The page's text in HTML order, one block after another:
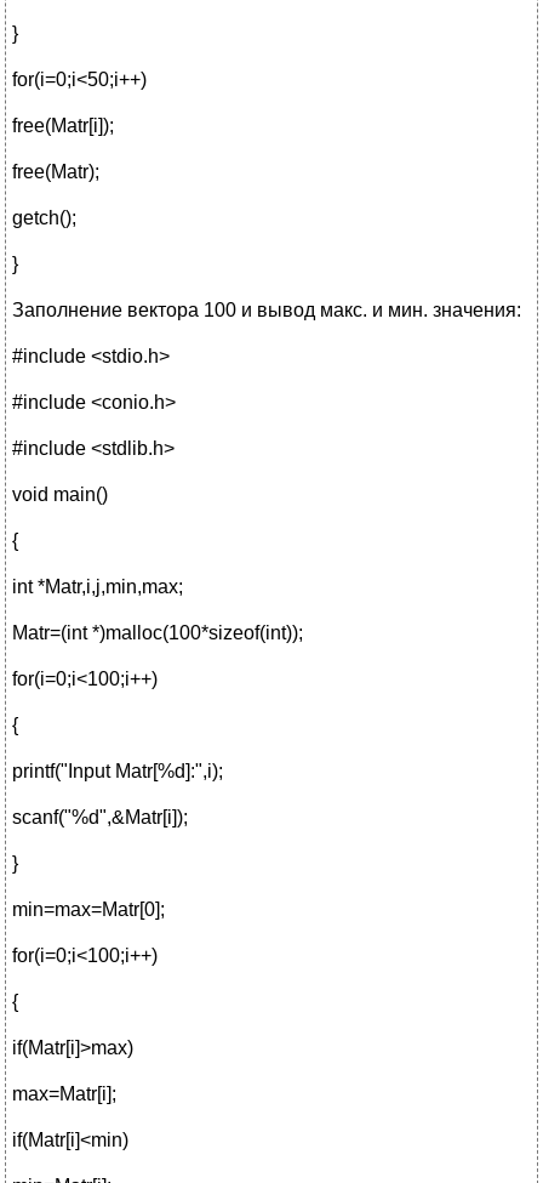
}
for(i=0;i<50;i++)
free(Matr[i]);
free(Matr);
getch();
}
Заполнение вектора 100 и вывод макс. и мин. значения:
#include <stdio.h>
#include <conio.h>
#include <stdlib.h>
void main()
{
int *Matr,i,j,min,max;
Matr=(int *)malloc(100*sizeof(int));
for(i=0;i<100;i++)
{
printf("Input Matr[%d]:",i);
scanf("%d",&Matr[i]);
}
min=max=Matr[0];
for(i=0;i<100;i++)
{
if(Matr[i]>max)
max=Matr[i];
if(Matr[i]<min)